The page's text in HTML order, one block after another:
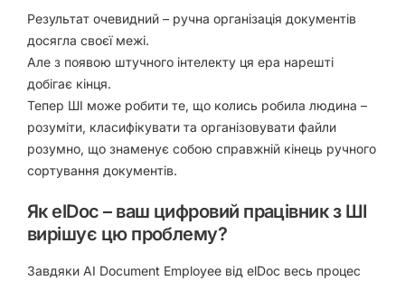
Результат очевидний – ручна організація документів
досягла своєї межі.
Але з появою штучного інтелекту ця ера нарешті
добігає кінця.
Тепер ШІ може робити те, що колись робила людина –
розуміти, класифікувати та організовувати файли
розумно, що знаменує собою справжній кінець ручного
сортування документів.
Як elDoc – ваш цифровий працівник з ШІ
вирішує цю проблему?
Завдяки AI Document Employee від elDoc весь процес